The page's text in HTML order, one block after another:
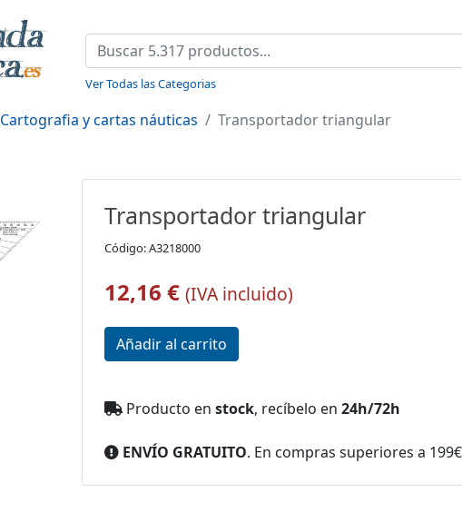
Ver Todas las Categorias
Cartografia y cartas náuticas Transportador triangular
Transportador triangular
Código: A3218000
12,16 € (IVA incluido)
Producto en stock, recíbelo en 24h/72h
ENVÍO GRATUITO. En compras superiores a 199€